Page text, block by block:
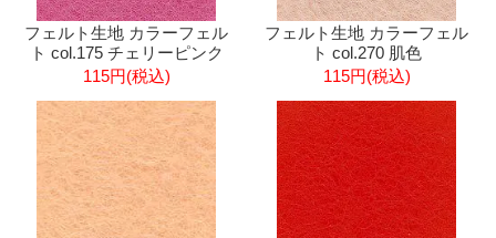
フェルト生地 カラーフェル
ト col.175 チェリーピンク
115円(税込)
フェルト生地 カラーフェル
ト col.270 肌色
115円(税込)